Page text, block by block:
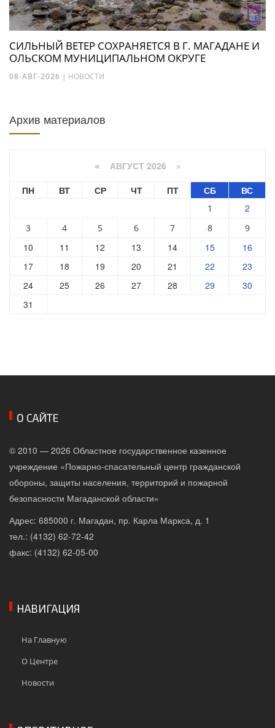
СИЛЬНЫЙ ВЕТЕР СОХРАНЯЕТСЯ В Г. МАГАДАНЕ И
ОЛЬСКОМ МУНИЦИПАЛЬНОМ ОКРУГЕ
08-АВГ-2026 | НОВОСТИ
Архив материалов
« АВГУСТ 2026 »
ПН
ВТ СР ЧТ ПТ СБ ВС
1 2
3 4 5 6 7 8 9
10 11 12 13 14 15
16
17
18 19 20 21 22
23
24
25 26 27 28 29
30
31
О САЙТЕ
© 2010 — 2026 Областное государственное казенное
учреждение «Пожарно-спасательный центр гражданской
обороны, защиты населения, территорий и пожарной
безопасности Магаданской области»
Адрес: 685000 г. Магадан, пр. Карла Маркса, д. 1
тел.: (4132) 62-72-42
факс: (4132) 62-05-00
НАВИГАЦИЯ
На Главную
О Центре
Новости